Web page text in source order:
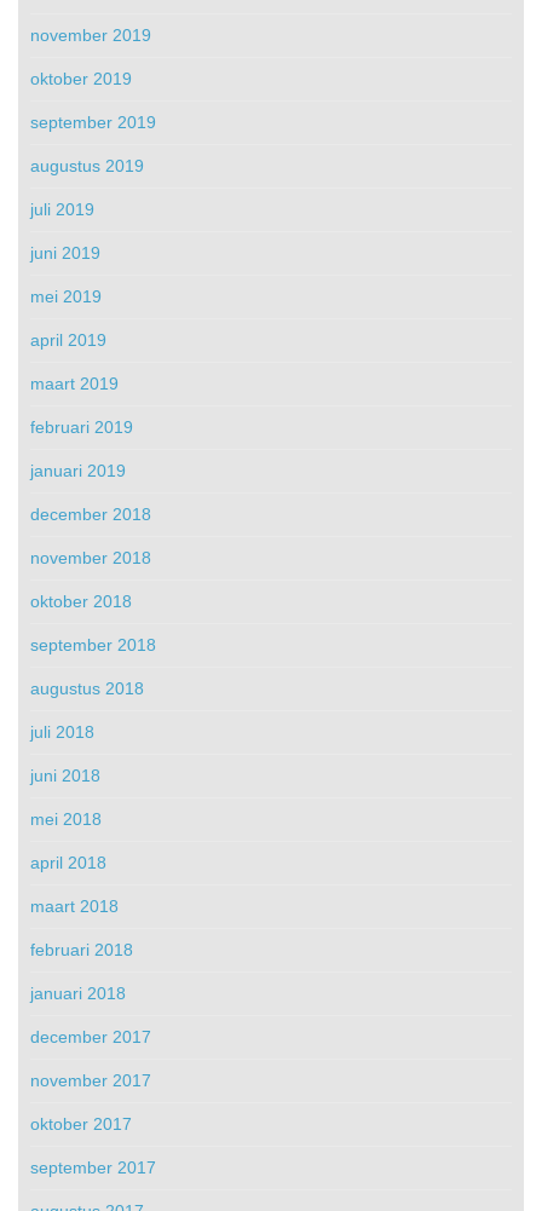
november 2019
oktober 2019
september 2019
augustus 2019
juli 2019
juni 2019
mei 2019
april 2019
maart 2019
februari 2019
januari 2019
december 2018
november 2018
oktober 2018
september 2018
augustus 2018
juli 2018
juni 2018
mei 2018
april 2018
maart 2018
februari 2018
januari 2018
december 2017
november 2017
oktober 2017
september 2017